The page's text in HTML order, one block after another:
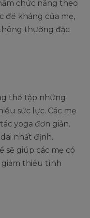
chức năng theo
đề kháng của mẹ,
thường đặc
thể tập những
sức lực. Các mẹ
yoga đơn giản.
nhất định.
sẽ giúp các mẹ có
giảm thiểu tình